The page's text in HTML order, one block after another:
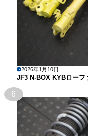
2026年1月10日
JF3 N-BOX KYBローフ
6